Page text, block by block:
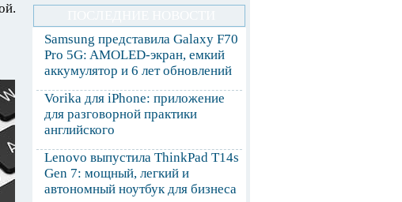
Samsung представила Galaxy F70
Pro 5G: AMOLED-экран, емкий
аккумулятор и 6 лет обновлений
Vorika для iPhone: приложение
для разговорной практики
английского
Lenovo выпустила ThinkPad T14s
Gen 7: мощный, легкий и
автономный ноутбук для бизнеса